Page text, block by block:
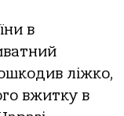
в
ліжко,
вжитку в